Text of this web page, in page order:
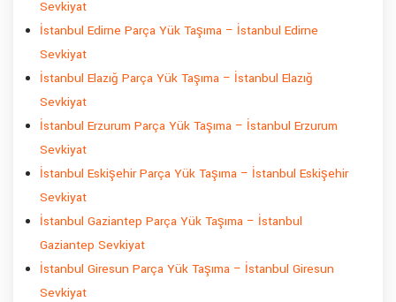
Sevkiyat
İstanbul Edirne Parça Yük Taşıma – İstanbul Edirne
Sevkiyat
İstanbul Elazığ Parça Yük Taşıma – İstanbul Elazığ
Sevkiyat
İstanbul Erzurum Parça Yük Taşıma – İstanbul Erzurum
Sevkiyat
İstanbul Eskişehir Parça Yük Taşıma – İstanbul Eskişehir
Sevkiyat
İstanbul Gaziantep Parça Yük Taşıma – İstanbul
Gaziantep Sevkiyat
İstanbul Giresun Parça Yük Taşıma – İstanbul Giresun
Sevkiyat